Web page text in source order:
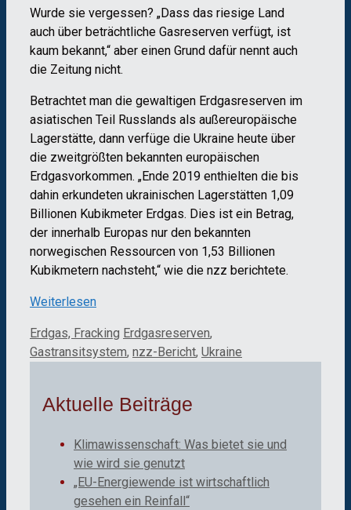
Wurde sie vergessen? „Dass das riesige Land
auch über beträchtliche Gasreserven verfügt, ist
kaum bekannt,“ aber einen Grund dafür nennt auch
die Zeitung nicht.
Betrachtet man die gewaltigen Erdgasreserven im
asiatischen Teil Russlands als außereuropäische
Lagerstätte, dann verfüge die Ukraine heute über
die zweitgrößten bekannten europäischen
Erdgasvorkommen. „Ende 2019 enthielten die bis
dahin erkundeten ukrainischen Lagerstätten 1,09
Billionen Kubikmeter Erdgas. Dies ist ein Betrag,
der innerhalb Europas nur den bekannten
norwegischen Ressourcen von 1,53 Billionen
Kubikmetern nachsteht,“ wie die nzz berichtete.
Weiterlesen
Kategorien
Erdgas, Fracking Schlagwörter
Erdgasreserven,
Gastransitsystem, nzz-Bericht, Ukraine
Aktuelle Beiträge
Klimawissenschaft: Was bietet sie und
wie wird sie genutzt
„EU-Energiewende ist wirtschaftlich
gesehen ein Reinfall“